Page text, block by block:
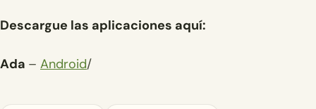
Descargue las aplicaciones aquí:
Ada – Android/